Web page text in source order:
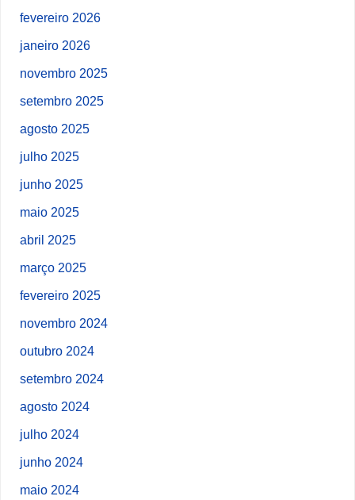
fevereiro 2026
janeiro 2026
novembro 2025
setembro 2025
agosto 2025
julho 2025
junho 2025
maio 2025
abril 2025
março 2025
fevereiro 2025
novembro 2024
outubro 2024
setembro 2024
agosto 2024
julho 2024
junho 2024
maio 2024